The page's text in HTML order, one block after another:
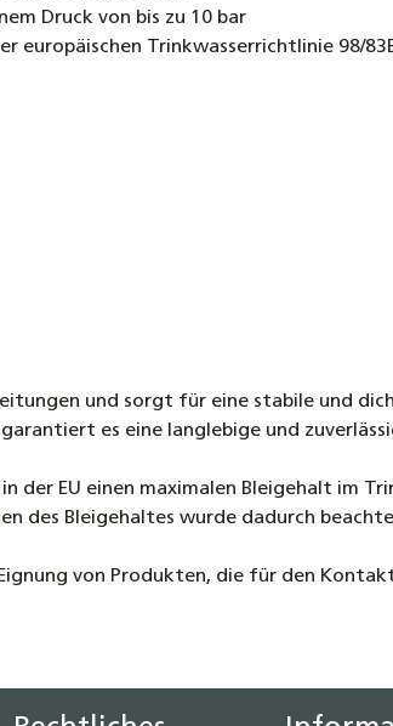
Druck von bis zu 10 bar
europäischen Trinkwasserrichtlinie 98/
und sorgt für eine stabile und
es eine langlebige und
der EU einen maximalen Bleigehalt im
des Bleigehaltes wurde dadurch
von Produkten, die für den